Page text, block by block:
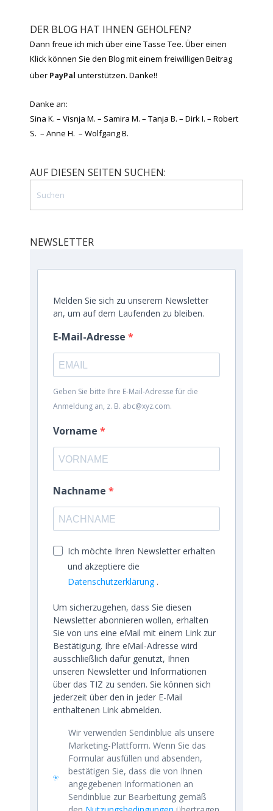
DER BLOG HAT IHNEN GEHOLFEN?
Dann freue ich mich über eine Tasse Tee. Über einen
Klick können Sie den Blog mit einem freiwilligen Beitrag
über PayPal unterstützen. Danke!!
Danke an:
Sina K. – Visnja M. – Samira M. – Tanja B. – Dirk I. – Robert
S. – Anne H. – Wolfgang B.
AUF DIESEN SEITEN SUCHEN:
NEWSLETTER
Melden Sie sich zu unserem Newsletter
an, um auf dem Laufenden zu bleiben.
E-Mail-Adresse
Geben Sie bitte Ihre E-Mail-Adresse für die
Anmeldung an, z. B. abc@xyz.com.
Vorname
Nachname
Ich möchte Ihren Newsletter erhalten
und akzeptiere die
Datenschutzerklärung.
Um sicherzugehen, dass Sie diesen
Newsletter abonnieren wollen, erhalten
Sie von uns eine eMail mit einem Link zur
Bestätigung. Ihre eMail-Adresse wird
ausschließlich dafür genutzt, Ihnen
unseren Newsletter und Informationen
über das TIZ zu senden. Sie können sich
jederzeit über den in jeder E-Mail
enthaltenen Link abmelden.
Wir verwenden Sendinblue als unsere
Marketing-Plattform. Wenn Sie das
Formular ausfüllen und absenden,
bestätigen Sie, dass die von Ihnen
angegebenen Informationen an
Sendinblue zur Bearbeitung gemäß